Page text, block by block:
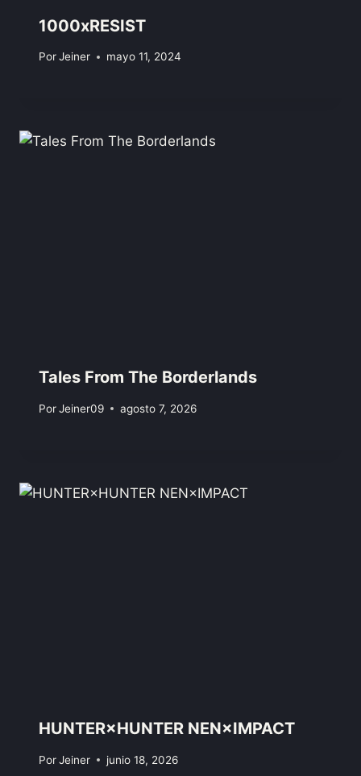
1000xRESIST
PorJeiner mayo 11, 2024
Tales From The Borderlands
PorJeiner09 agosto 7, 2026
HUNTER×HUNTER NEN×IMPACT
PorJeiner junio 18, 2026